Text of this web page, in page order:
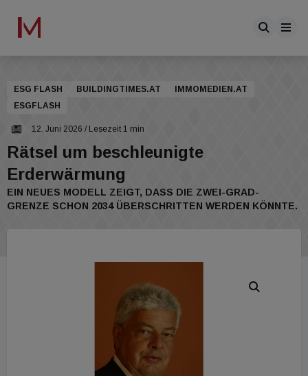
ESG FLASH BUILDINGTIMES.AT
IMMOMEDIEN.AT
ESGFLASH
12. Juni 2026 / Lesezeit 1 min
Rätsel um beschleunigte
Erderwärmung
EIN NEUES MODELL ZEIGT, DASS DIE ZWEI-GRAD-
GRENZE SCHON 2034 ÜBERSCHRITTEN WERDEN KÖNNTE.